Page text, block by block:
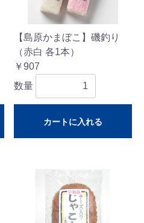
【島原かまぼこ】磯釣り
（赤白 各1本）
￥907
数量
カートに入れる